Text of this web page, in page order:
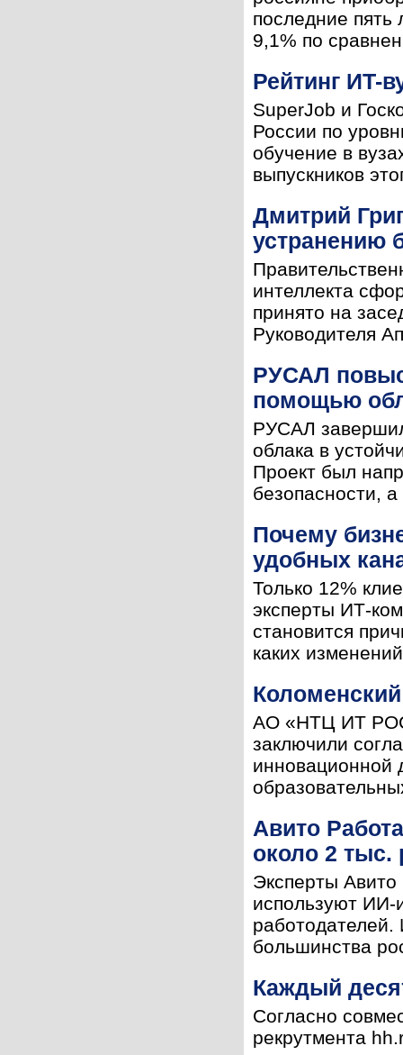
последние
9,1% по
Рейтинг ИT-
SuperJob и
России по
обучение в
выпускников
Дмитрий
устранению
интеллекта
принято на
Руководителя
РУСАЛ
помощью
РУСАЛ
облака в
Проект был
безопасности,
Почему
удобных
Только 12%
эксперты ИТ-
становится
каких
АО «НТЦ ИТ
заключили
инновационной
Авито
около 2 тыс.
Эксперты
используют ИИ-
большинства
Каждый
Согласно
рекрутмента